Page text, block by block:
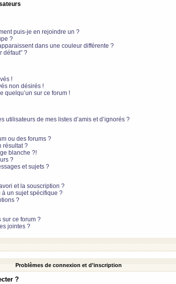
puis-je en rejoindre un ?
?
dans une couleur différente ?
défaut” ?
!
non désirés !
quelqu’un sur ce forum !
utilisateurs de mes listes d’amis et d’ignorés ?
ou des forums ?
résultat ?
blanche ?!
?
et sujets ?
et la souscription ?
un sujet spécifique ?
?
sur ce forum ?
jointes ?
Problèmes de connexion et d’inscription
?